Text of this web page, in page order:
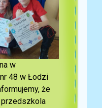
w
nr 48 w Łodzi
że